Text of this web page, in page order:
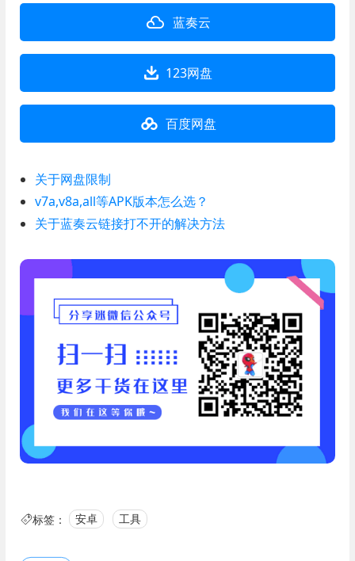
蓝奏云
123网盘
百度网盘
关于网盘限制
v7a,v8a,all等APK版本怎么选？
关于蓝奏云链接打不开的解决方法
标签： 安卓 工具